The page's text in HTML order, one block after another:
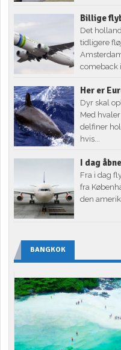
Billige
Det
tidligere
comeback
Her er
Dyr skal
Med
delfiner
hvis...
I dag
Fra i dag
fra
den
BANGKOK